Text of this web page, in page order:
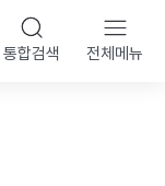
통합검색 전체메뉴